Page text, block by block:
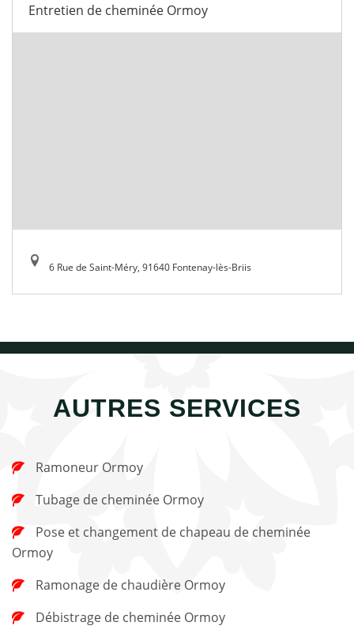
Entretien de cheminée Ormoy
6 Rue de Saint-Méry, 91640 Fontenay-lès-Briis
AUTRES SERVICES
Ramoneur Ormoy
Tubage de cheminée Ormoy
Ormoy
Ramonage de chaudière Ormoy
Débistrage de cheminée Ormoy